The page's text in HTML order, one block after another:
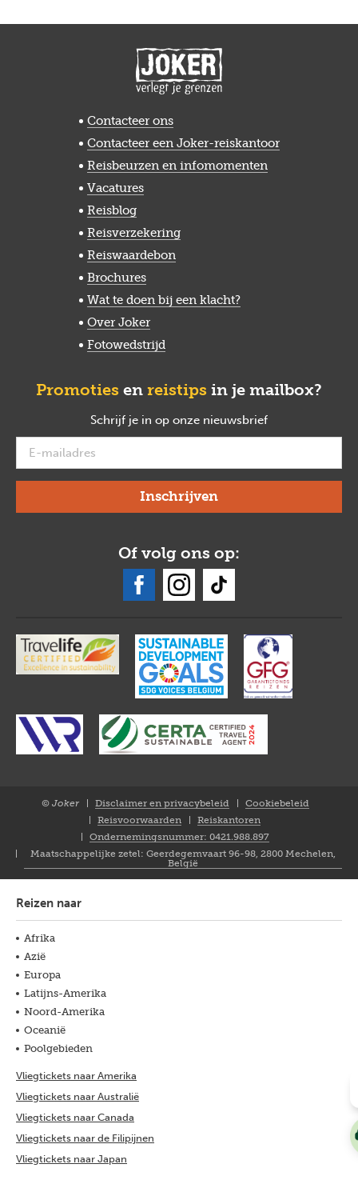
Contacteer ons
Contacteer een Joker-reiskantoor
Reisbeurzen en infomomenten
Vacatures
Reisblog
Reisverzekering
Reiswaardebon
Brochures
Wat te doen bij een klacht?
Over Joker
Fotowedstrijd
Promoties en reistips in je mailbox?
Schrijf je in op onze nieuwsbrief
Of volg ons op:
© Joker
Disclaimer en privacybeleid
Cookiebeleid
Reisvoorwaarden
Reiskantoren
Ondernemingsnummer: 0421.988.897
Maatschappelijke zetel: Geerdegemvaart 96-98, 2800 Mechelen,
België
Reizen naar
Afrika
Azië
Europa
Latijns-Amerika
Noord-Amerika
Oceanië
Poolgebieden
Vliegtickets naar Amerika
Vliegtickets naar Australië
Vliegtickets naar Canada
Vliegtickets naar de Filipijnen
Vliegtickets naar Japan